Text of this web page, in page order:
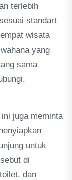
terlebih
standart
wisata
yang
sama
juga meminta
untuk
di
dan